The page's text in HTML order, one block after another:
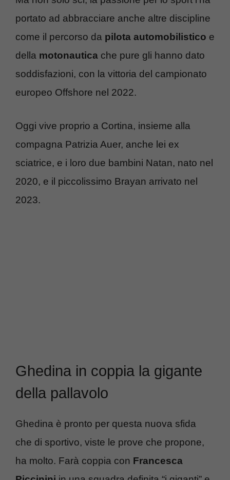
portato ad abbracciare anche altre discipline
come il percorso da pilota automobilistico e
della motonautica che pure gli hanno dato
soddisfazioni, con la vittoria del campionato
europeo Offshore nel 2022.
Oggi vive proprio a Cortina, insieme alla
compagna Patrizia Auer, anche lei ex
sciatrice, e i loro due bambini Natan, nato nel
2020, e il piccolissimo Brayan arrivato nel
2023.
Ghedina in coppia la gigante
della pallavolo
Ghedina è pronto per questa nuova sfida
che di sportivo, viste le prove che propone,
ha molto. Farà coppia con Francesca